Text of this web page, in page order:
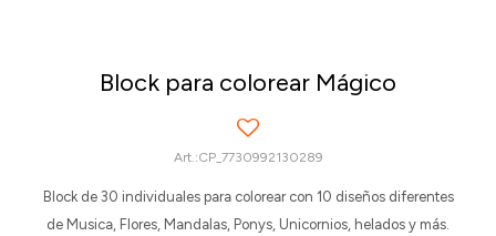
Block para colorear Mágico
CP_7730992130289
Block de 30 individuales para colorear con 10 diseños diferentes
de Musica, Flores, Mandalas, Ponys, Unicornios, helados y más.